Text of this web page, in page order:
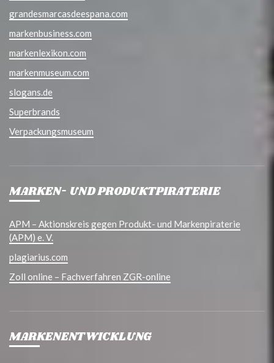
grandesmarcasdeespana.com
markenbusiness.com
markenlexikon.com
markenmuseum.com
slogans.de
Superbrands
Verpackungsmuseum
MARKEN- UND PRODUKTPIRATERIE
APM – Aktionskreis gegen Produkt- und Markenpiraterie
(APM) e. V.
plagiarius.com
Zoll online – Fachverfahren ZGR-online
MARKENENTWICKLUNG